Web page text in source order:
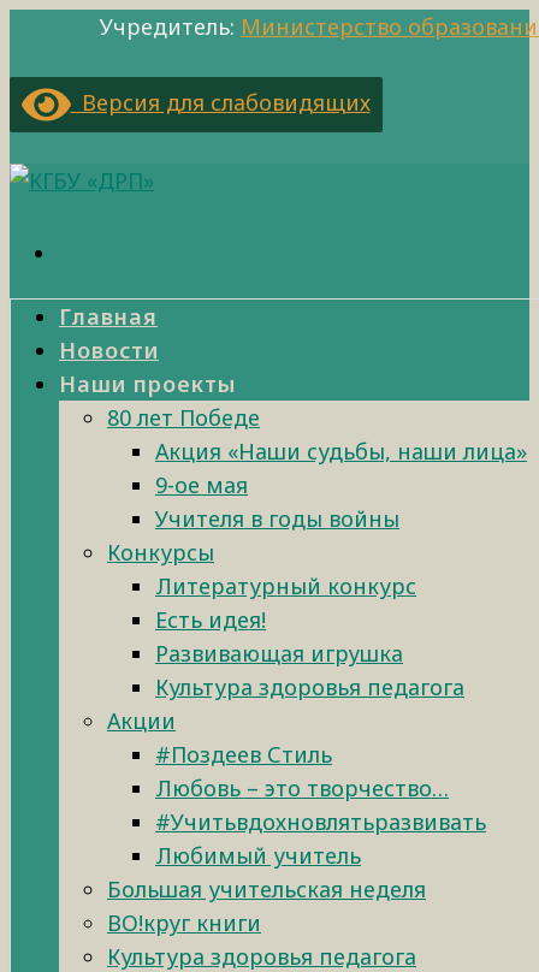
Учредитель: Министерство
Версия для слабовидящих
Главная
Новости
Наши проекты
80 лет Победе
Акция «Наши судьбы, наши лица»
9-ое мая
Учителя в годы войны
Конкурсы
Литературный конкурс
Есть идея!
Развивающая игрушка
Культура здоровья педагога
Акции
#Поздеев Стиль
Любовь – это творчество…
#Учитьвдохновлятьразвивать
Любимый учитель
Большая учительская неделя
ВО!круг книги
Культура здоровья педагога